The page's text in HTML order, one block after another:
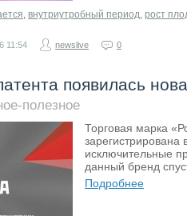
, внутриутробный период, рост
11:54 newslive 0
появилась
полезное
Торговая марка
зарегистрирована
исключительные
данный бренд
Подробнее